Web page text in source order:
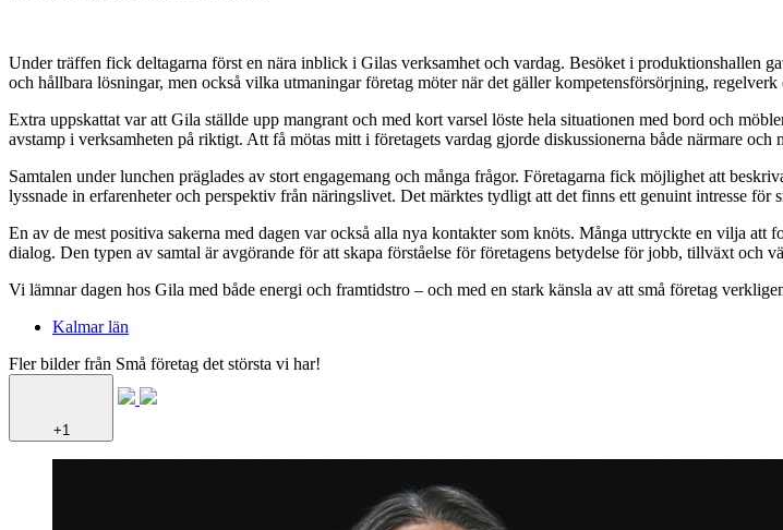
Under träffen fick deltagarna först en nära inblick i Gilas verksamhet och vardag. Besöket i produktionshallen
och hållbara lösningar, men också vilka utmaningar företag möter när det gäller kompetensförsörjning, regelverk
Extra uppskattat var att Gila ställde upp mangrant och med kort varsel löste hela situationen med bord och
avstamp i verksamheten på riktigt. Att få mötas mitt i företagets vardag gjorde diskussionerna både närmare och
Samtalen under lunchen präglades av stort engagemang och många frågor. Företagarna fick möjlighet att
lyssnade in erfarenheter och perspektiv från näringslivet. Det märktes tydligt att det finns ett genuint intresse för
En av de mest positiva sakerna med dagen var också alla nya kontakter som knöts. Många uttryckte en vilja
dialog. Den typen av samtal är avgörande för att skapa förståelse för företagens betydelse för jobb, tillväxt och
Vi lämnar dagen hos Gila med både energi och framtidstro – och med en stark känsla av att små företag
Kalmar län
Fler bilder från Små företag det största vi har!
+1